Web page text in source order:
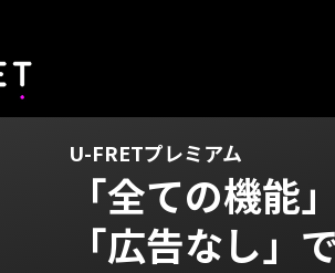
U-FRETプレミアム
「全ての機能
「広告なし」